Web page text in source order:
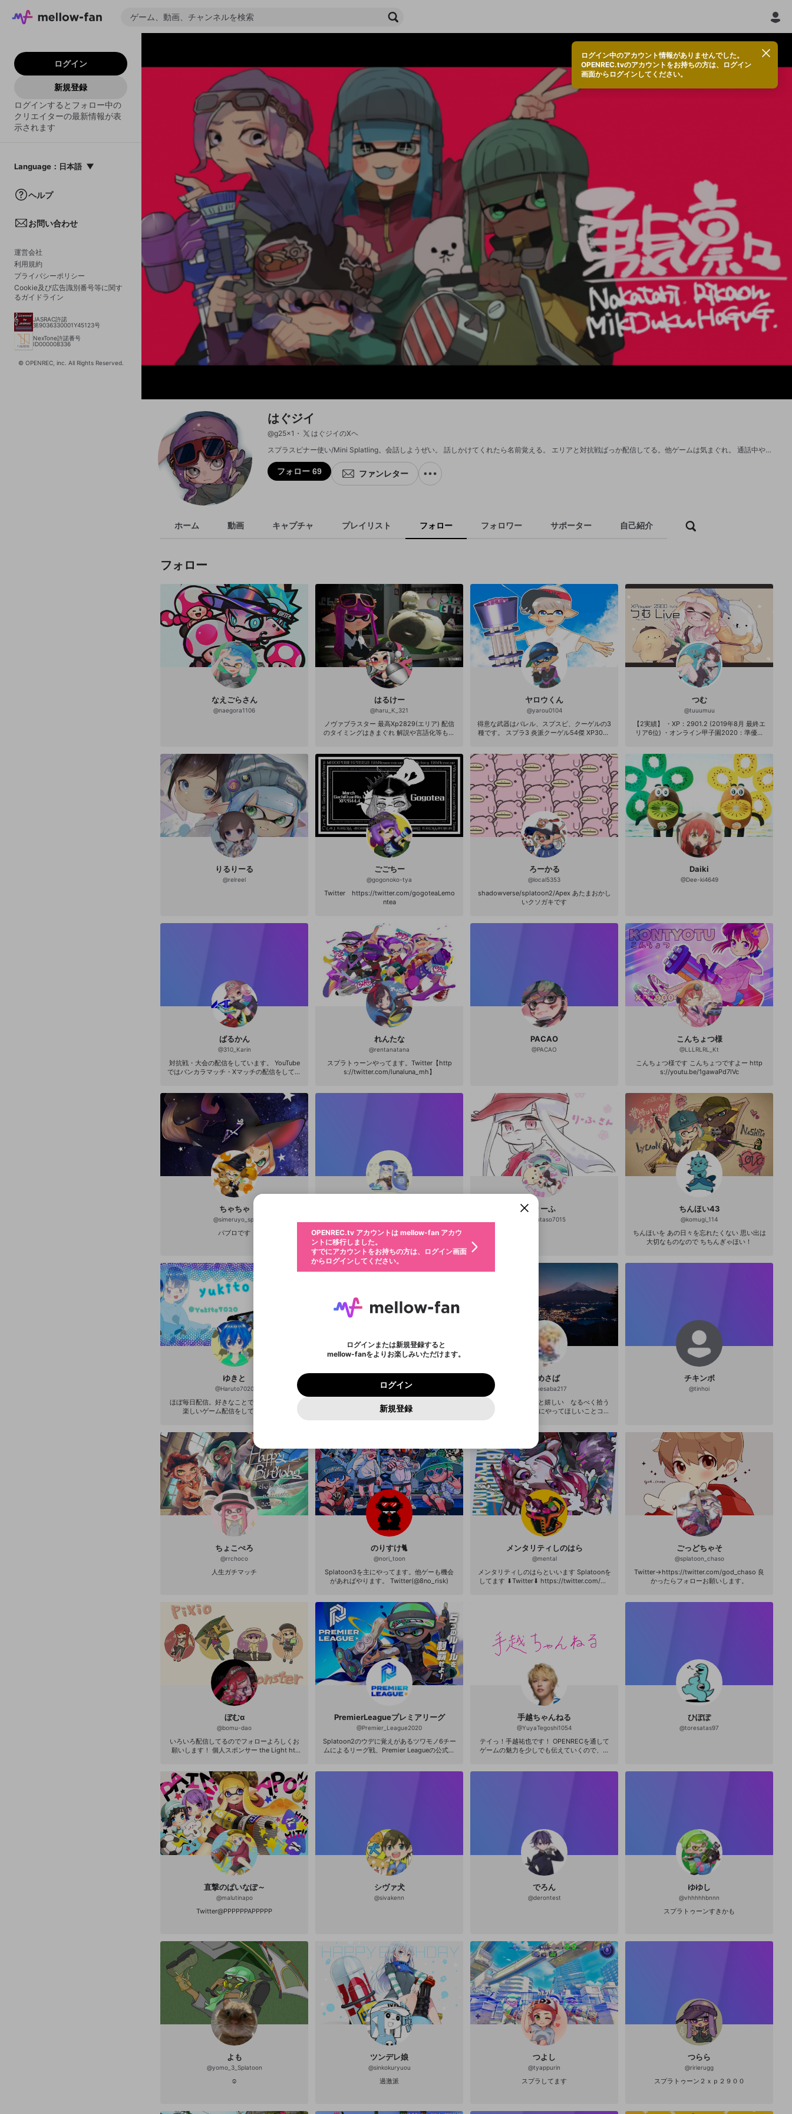
検索履歴をすべて削除しますか？
いいえ はい
ログイン
新規登録
ログインするとフォロー中の
クリエイターの最新情報が表
示されます
Language ： 日本語
中文(簡体)
ヘルプ
お問い合わせ
運営会社
利用規約
プライバシーポリシー
Cookie及び広告識別番号等に関す
るガイドライン
JASRAC許諾
第9036330001Y45123号
NexTone許諾番号
ID000008336
© OPENREC, inc. All Rights Reserved.
ログイン中のアカウント情報がありませんでした。
OPENREC.tvのアカウントをお持ちの方は、ログイン
画面からログインしてください。
はぐジイ
@g25x1 はぐジイのXヘ
フォロー 69 ファンレター
スプラスピナー使い/Mini Splatling。会話しようぜい。 話しかけてくれたら名前覚える。 エリアと対抗戦ばっか配信してる。他ゲームは気まぐれ。 通話中や対抗戦中は文字で対応するね。フォローしてね。よしなに。 Youtube https://www.youtube.com/channel/UC2fKbfhaoUZ1eo_PK4nAdyw アイコンはまきの様(@mkn_121)。ヘッダーはでぢ様(@fuwantei)。 第5回Splatoon甲子園近畿DAY1に出場した際に チームの応援イラストをいただいたので使用させていただいております。 エリア最高2620(19年10月クゲ全盛期)、他はテキトー。 第5回Splatoon甲子園 近畿DAY1：3位/256 第10回昭和イカ杯ナワバリ大会：優勝/29 第12回昭和イカ杯エリア大会：優勝/32
ホーム 動画 キャプチャ プレイリスト フォロー フォロワー サポーター 自己紹介
フォロー
なえごらさん
@naegora1106
はるけー
@haru_K_321
ノヴァブラスター 最高Xp2829(エリア) 配信
のタイミングはきまぐれ 解説や言語化等も行
ヤロウくん
@yarou0104
得意な武器はバレル、スプスピ、クーゲルの3
種です。 スプラ3 炎派クーゲル54傑 XP3060
ナー３種XP2800↑ 2021/9スプスピ全ルール
武器TOP ー－－－－－－－－－－－－－－－
スピナーを崇め奉れ🔥 フォローよろしく！Tw
itterも〜！！
つむ
@tuuumuu
【2実績】 ・XP：2901.2 (2019年8月 最終エ
リア6位) ・オンライン甲子園2020：準優勝
グマッチ 1位：4回 / 2位：2回 / 3位：3回 ・
第3回 エリア杯+：準優勝 ・Splatted Cup Tri
al：3位 ・第7回 ナワバリ杯：準優勝 ・第9回
ナワバリ杯：準優勝 ・第24回 New!エリア
杯：優勝 ・第26回 エリア杯+：優勝 ・WFB
杯 season1：優勝 ・第30回 エリア杯+：優勝
・第31回 エリア杯+：優勝 ・第32回 エリア
杯+：優勝 ・第43回 エリア杯+：優勝 -------
-----------------------
りるりーる
@relreel
ごごちー
@gogonoko-tya
Twitter https://twitter.com/gogoteaLemo
ntea
ろーかる
@local5353
shadowverse/splatoon2/Apex あたまおかし
いクソガキです
Daiki
@Dee-ki4649
ばるかん
@310_Karin
対抗戦・大会の配信をしています。 YouTube
ではバンカラマッチ・Xマッチの配信をしてる
itter→https://twitter.com/varucan310
れんたな
@rentanatana
スプラトゥーンやってます。Twitter【http
s://twitter.com/lunaluna_mh】
PACAO
@PACAO
こんちょつ様
@LLLRLRL_Kt
こんちょつ様です こんちょつですよー http
s://youtu.be/1gawaPd7lVc
ちゃちゃ
@simeruyo_spl
パブロです
りーふ
rirfutaso7015
ちんほい43
@komugi_114
ちんほいを あの日々を忘れたくない 思い出は
大切なものなので ちちんぎゃほい！
ゆきと
@Haruto7020
ほぼ毎日配信。好きなことで生きていきたい
楽しいゲーム配信をしていきます！
igaigadog
少し頭のおかしいニート
しめさば
shimesaba217
コメントしてくれると嬉しい なるべく拾う
よ 配信予定のところにやってほしいことコメ
チキンボ
@tinhoi
ちょこぺろ
@rrchoco
人生ガチマッチ
のりすけ🐈
@nori_toon
Splatoon3を主にやってます。他ゲーも機会
があればやります。 Twitter(@8no_risk)
メンタリティしのはら
@mental
メンタリティしのはらといいます Splatoonを
してます ⬇︎Twitter⬇︎ https://twitter.com/Me
ごっどちゃそ
@splatoon_chaso
Twitter→https://twitter.com/god_chaso 良
かったらフォローお願いします。
ぼむ‪α
@bomu-dao
いろいろ配信してるのでフォローよろしくお
願いします！ 個人スポンサー the Light htt
ジャイロ+5スティック-2 スプラ2主な実績 2
018年7月ガチホコ1位🥇 2019年5月エリア3位
🥉 ファイナルフェス（Final fest）秩序派5傑
サンリオフェス シナモン派6傑 最高FP2741.8
大型アプデ前XP2758アプデ後XP2903.2 主
な大会実績 公式実績 第4回スプラ甲子園中国
地区準優勝🥈 第5回スプラ甲子園北海道地区3
位🥉 第1回ツキイチリグマ1位🥇 第14回ツキイ
チリーグマッチ1位🥇 第12回ツキイチリグマ2
位🥈 第2回ツキイチリグマ3位🥉 第13回ツキ
イチリグマ3位🥉 第2回オンライン甲子園6位
入賞🎉 非公式実績 第1回スプラテッドtrial優
勝🥇 第1回スプラテッド杯1st優勝🥇 第7回ス
プラテッド杯優勝🥇 第1回上位武器禁止杯優
勝🥇（1/248） 第2回上位武器禁止杯優勝🥇
第1回PoP杯優勝🥇（1/128） expectドラフト
ガチエリア杯準優勝🥈 第5回ナワバリ杯準決
勝🥈 第6回ナワバリ杯準優勝🥈 第8回ナワバ
リ杯準優勝🥈 ベストイカップル杯（16/768）
スシベッチュー 第1回リボン杯優勝🥇 第1回K
OKヤグラcup準優勝🥈
PremierLeagueプレミアリーグ
@Premier_League2020
Splatoon2のウデに覚えがあるツワモノ6チー
ムによるリーグ戦、Premier Leagueの公式ア
手越ちゃんねる
@YuyaTegoshi1054
テイっ！手越祐也です！ OPENRECを通して
ゲームの魅力を少しでも伝えていくので、み
ひぽぽ
@toresatas97
直撃のぱいなぽ～
@malutinapo
Twitter@PPPPPPAPPPPP
シヴァ犬
@sivakenn
でろん
@derontest
ゆゆし
@vhhhhhbnnn
スプラトゥーンすきかも
よも
@yomo_3_Splatoon
☺︎
ツンデレ娘
@sinkokuryuou
過激派
つよし
@tyappurin
スプラしてます
つらら
@ririerugg
スプラトゥーン２ｘｐ２９００
ブロックリストに追加しますか？
キャンセル OK
この動画の公開は終了しました
OK
ファンレター
応援している配信者にファンレターを送ることができま
す。好きなデザインを選んでメッセージを書いたり、エ
ールアイテムでデコレーションして、配信者に届けまし
※ファンレター機能は有料サービスです。
ファンレターを作成
固定動画に設定
マイページに表示されている動画 (ライブ配信、配信予定、ア
ーカイブ、アップロード動画) をページのトップに1つ固定で
きます。動画タイトル横のメニューより設定することができま
す。
動画プレイリストを選択
動画プレイリストを選択
選択できるプレイリストがありません。プレイリストは動画の再生画面で作成で
きます。
動画プレイリストがありません
閉じる
ポイントが不足しています
ご確認ください
利用規約とプライバシーポリシーが更新されました。
サービスを利用するには変更後の内容をご確認いただ
利用規約を確認しました。
プライバシーポリシーを確認しました。
確認しました
OPENREC.tv アカウントは mellow-fan アカウ
ントに移行しました。
新規登録
メールアドレスで新規登録
または
Google
Yahoo! JAPAN
Appleでサインアップ
mellow-fanの利用規約・プライバシーポリシー・外部サービ
スとのID連携に関する同意事項に同意頂いた上で、次にお進み
ください
新規登録
@
進みください。
アカウント作成
mellow-fanからのお得な情報をメールで受け取
る
OPENREC.tvアカウントはmellow-fanアカウン
トに統合しました。
ログイン
メールアドレスでログイン
または
Google
Yahoo! JAPAN
Appleでサインイン
mellow-fanの利用規約・プライバシーポリシー・外部サービ
スとのID連携に関する同意事項に同意頂いた上で、次にお進み
ください
ログイン
ログイン
パスワードを忘れた方はこちら
アカウントをお持ちですか？アカウントを作成する
OPENREC.tv アカウントは mellow-fan アカウ
ントに移行しました。
すでにアカウントをお持ちの方は、ログイン画面
からログインしてください。
ログインまたは新規登録すると
mellow-fanをよりお楽しみいただけます。
ログイン
新規登録
登録したメールアドレスを入力し、送信してください。
再設定する
入力していただいたメールアドレス
に、パスワード再設定用URLを記載
確認ください
OK
パーソナルデータの登録
年
生年月は登録後に変更できません。
お住まいの地域
ご登録いただいた情報はサービスの向上を目的として
使用いたします。
一部サービスをご利用いただくには、生年月の登録が
必要です。
登録
あとで登録
認証コードの入力
ール記載の6桁の認証コードを入力してください。
及びcs.openrec.co.jpドメイン）が受信拒否設定に含まれて
いないかご確認ください。
入力
セッションの有効期限が切れたた
不適切なユーザーとして報告します
か？
問題を選択してください
わいせつな表現
著作権の侵害
なりすまし行為
ねずみ講やマルチ商法
誤解を招く配信設定
ゲームの録画禁止区域の配信
改造版・海賊版ソフトの配信
政治的・宗教的・人種的な内容
その他の問題
報告された問題については、利用規約に違反しているかどうか
をスタッフが確認します。この機能をむやみに使用すること
は、利用規約違反になります。
送信
サブスクシェア
限定コミュニティ参加方法
Discordアカウントをお持ちでない方
Discordアカウントを作成
Discordは第三者が提供するコミュニティーサービスで、mellow-
fanとは関わりがありません。Discordに関してのお問い合わせには
お答えすることができません。Discordの仕様変更により、限定コ
ミュニティ特典の提供が終了する可能性がありますが、その際の補
外部サービスとのID連携に関する同意事項
Discordとは？ Discordに参加する